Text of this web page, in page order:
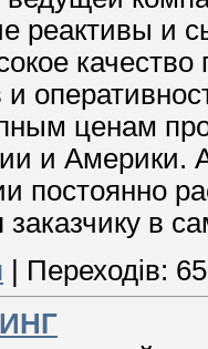
реактивы
и
ценам
и Америки.
постоянно
заказчику в
Переходів: 65